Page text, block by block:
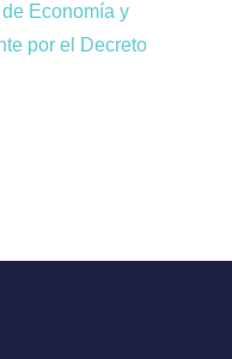
Economía y
por el Decreto